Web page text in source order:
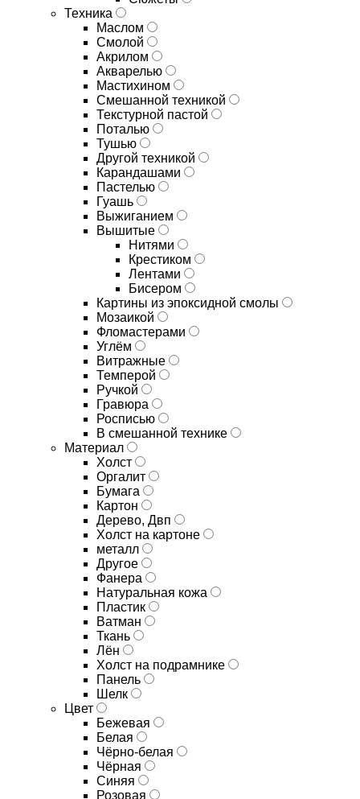
Техника
Маслом
Смолой
Акрилом
Акварелью
Мастихином
Смешанной техникой
Текстурной пастой
Поталью
Тушью
Другой техникой
Карандашами
Пастелью
Гуашь
Выжиганием
Вышитые
Нитями
Крестиком
Лентами
Бисером
Картины из эпоксидной смолы
Мозаикой
Фломастерами
Углём
Витражные
Темперой
Ручкой
Гравюра
Росписью
В смешанной технике
Материал
Холст
Оргалит
Бумага
Картон
Дерево, Двп
Холст на картоне
металл
Другое
Фанера
Натуральная кожа
Пластик
Ватман
Ткань
Лён
Холст на подрамнике
Панель
Шелк
Цвет
Бежевая
Белая
Чёрно-белая
Чёрная
Синяя
Розовая